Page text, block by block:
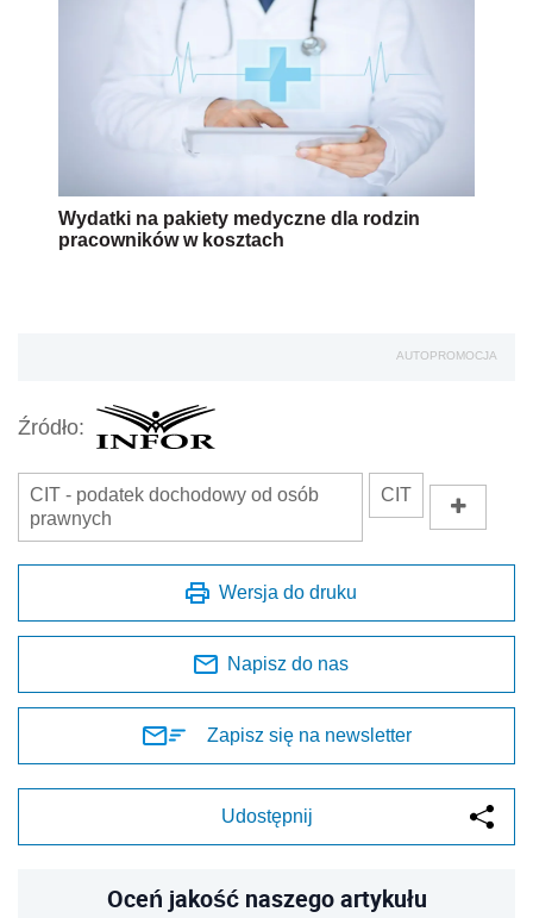
Wydatki na pakiety medyczne dla rodzin
pracowników w kosztach
AUTOPROMOCJA
Źródło:
CIT - podatek dochodowy od osób
prawnych
CIT
Wersja do druku
Napisz do nas
Zapisz się na newsletter
Udostępnij
Oceń jakość naszego artykułu